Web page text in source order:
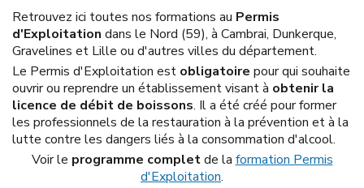
Retrouvez ici toutes nos formations au Permis
d'Exploitation dans le Nord (59), à Cambrai, Dunkerque,
Gravelines et Lille ou d'autres villes du département.
Le Permis d'Exploitation est obligatoire pour qui souhaite
ouvrir ou reprendre un établissement visant à obtenir la
licence de débit de boissons. Il a été créé pour former
les professionnels de la restauration à la prévention et à la
lutte contre les dangers liés à la consommation d'alcool.
Voir le programme completde la formation Permis
d'Exploitation.